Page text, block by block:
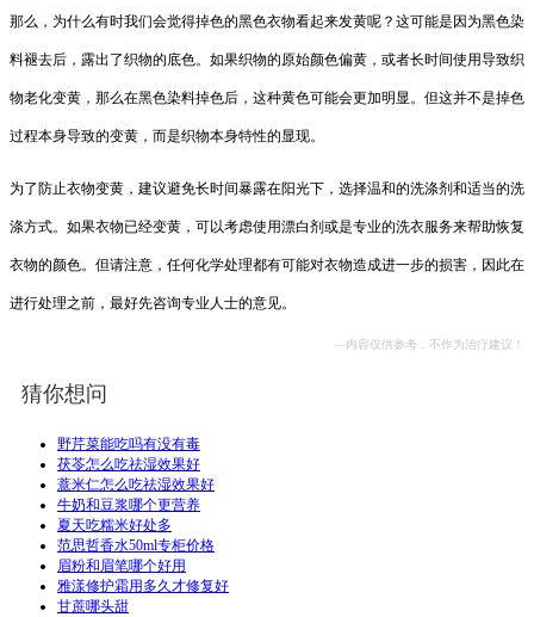
那么，为什么有时我们会觉得掉色的黑色衣物看起来发黄呢？这可能是因为黑色染
料褪去后，露出了织物的底色。如果织物的原始颜色偏黄，或者长时间使用导致织
物老化变黄，那么在黑色染料掉色后，这种黄色可能会更加明显。但这并不是掉色
过程本身导致的变黄，而是织物本身特性的显现。
为了防止衣物变黄，建议避免长时间暴露在阳光下，选择温和的洗涤剂和适当的洗
涤方式。如果衣物已经变黄，可以考虑使用漂白剂或是专业的洗衣服务来帮助恢复
衣物的颜色。但请注意，任何化学处理都有可能对衣物造成进一步的损害，因此在
进行处理之前，最好先咨询专业人士的意见。
—内容仅供参考，不作为治疗建议！
猜你想问
野芹菜能吃吗有没有毒
茯苓怎么吃祛湿效果好
薏米仁怎么吃祛湿效果好
牛奶和豆浆哪个更营养
夏天吃糯米好处多
范思哲香水50ml专柜价格
眉粉和眉笔哪个好用
雅漾修护霜用多久才修复好
甘蔗哪头甜